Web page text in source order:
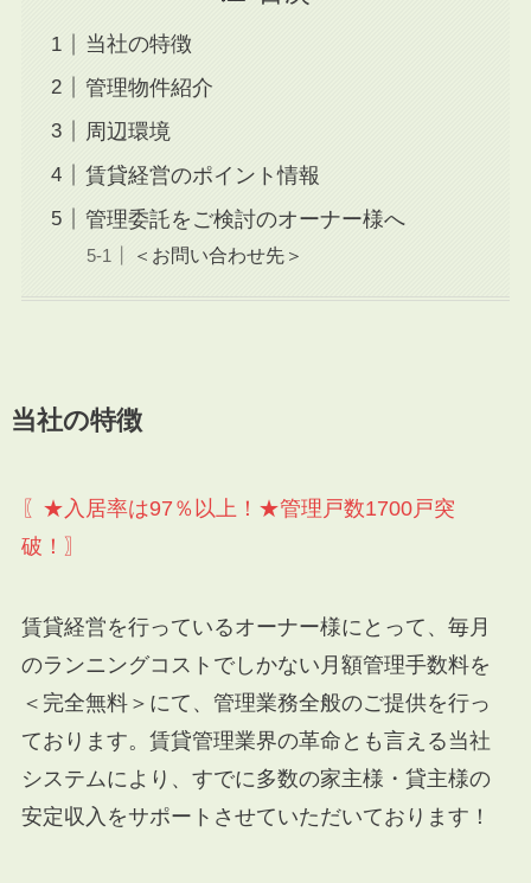
当社の特徴
管理物件紹介
周辺環境
賃貸経営のポイント情報
管理委託をご検討のオーナー様へ
＜お問い合わせ先＞
当社の特徴
〖★入居率は97％以上！★管理戸数1700戸突
破！〗
賃貸経営を行っているオーナー様にとって、毎月
のランニングコストでしかない月額管理手数料を
＜完全無料＞にて、管理業務全般のご提供を行っ
ております。賃貸管理業界の革命とも言える当社
システムにより、すでに多数の家主様・貸主様の
安定収入をサポートさせていただいております！